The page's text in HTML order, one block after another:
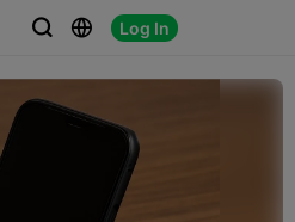
  Log In
 